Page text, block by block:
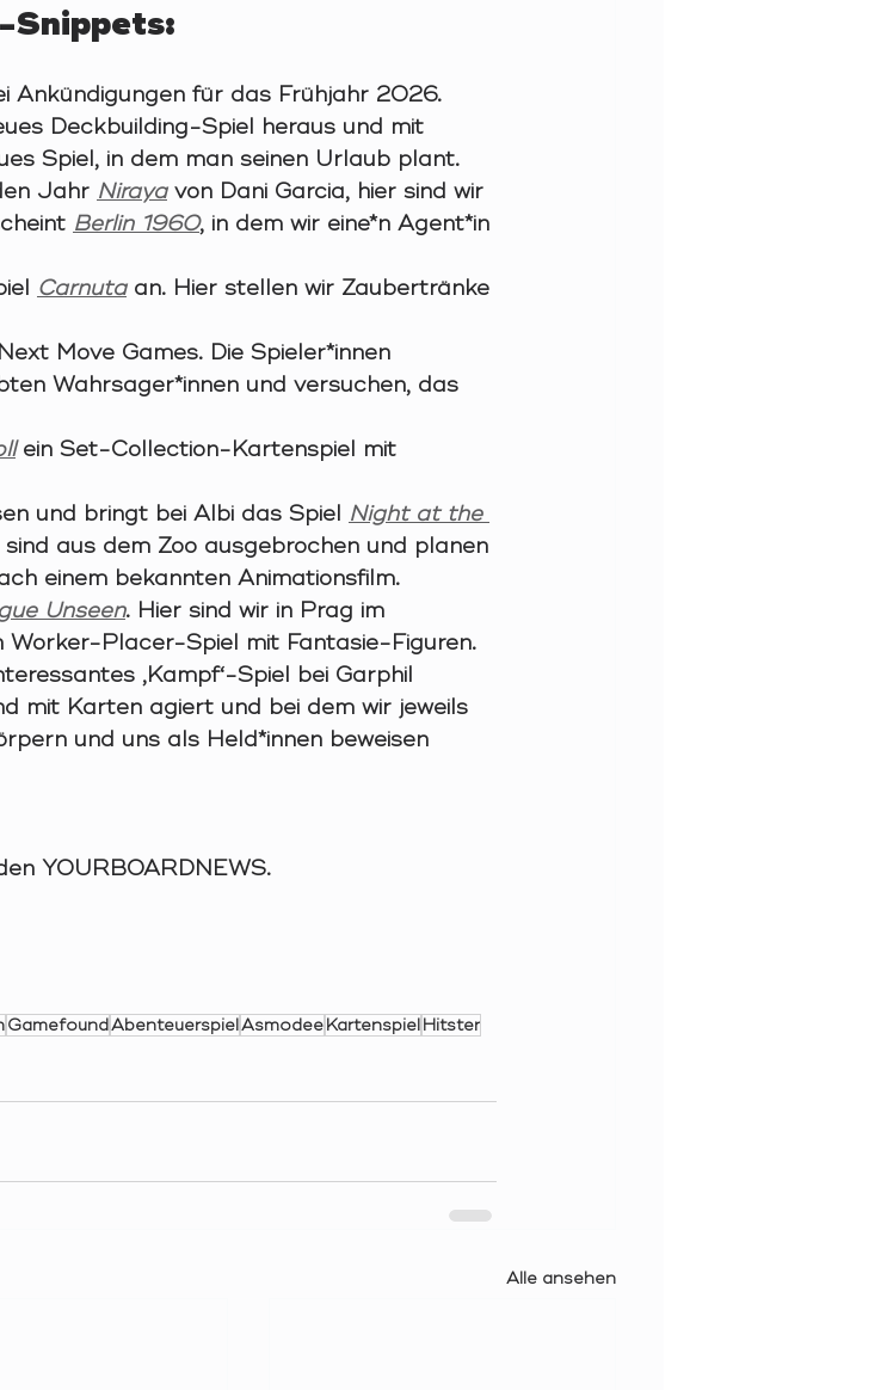
Snippets:
Ankündigungen für das Frühjahr 2026.
Deckbuilding-Spiel heraus und mit
Spiel, in dem man seinen Urlaub plant.
Jahr Niraya von Dani Garcia, hier sind wir
Berlin 1960, in dem wir eine*n Agent*in
Carnuta an. Hier stellen wir Zaubertränke
Move Games. Die Spieler*innen
Wahrsager*innen und versuchen, das
ein Set-Collection-Kartenspiel mit
und bringt bei Albi das Spiel Night at the
aus dem Zoo ausgebrochen und planen
einem bekannten Animationsfilm.
Unseen. Hier sind wir in Prag im
Worker-Placer-Spiel mit Fantasie-Figuren.
‚Kampf‘-Spiel bei Garphil
mit Karten agiert und bei dem wir jeweils
und uns als Held*innen beweisen
YOURBOARDNEWS.
GamefoundAbenteuerspielAsmodeeKartenspielHitster
Alle ansehen